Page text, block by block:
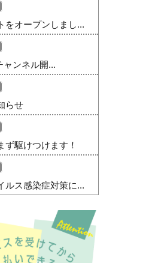
をオープンしまし...
ャンネル開...
らせ
ず駆けつけます！
ルス感染症対策に...